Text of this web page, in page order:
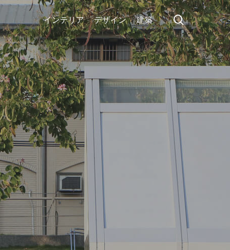
インテリア デザイン 建築 search